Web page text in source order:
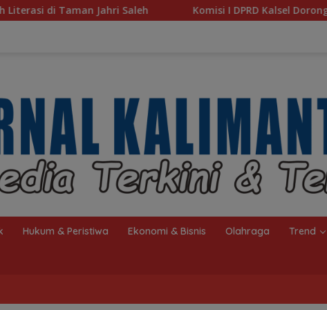
Komisi I DPRD Kalsel Dorong Pembenahan AMKS Hasanuddin
Hukum & Peristiwa Ekonomi & Bisnis Olahraga Trend